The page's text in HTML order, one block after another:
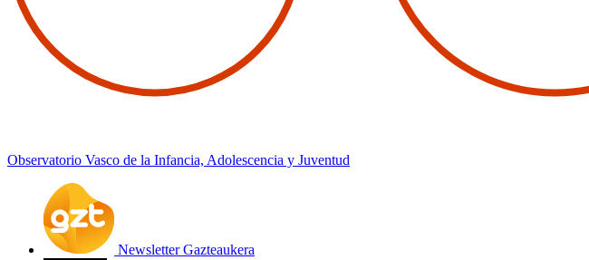
Observatorio Vasco de la Infancia, Adolescencia y Juventud
Newsletter Gazteaukera